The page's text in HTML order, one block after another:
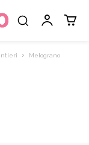
Melograno